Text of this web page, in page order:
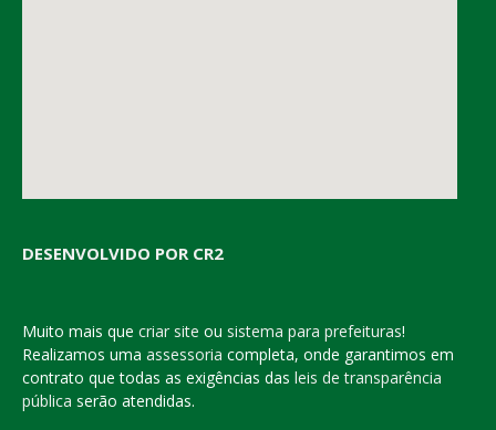
DESENVOLVIDO POR CR2
Muito mais que criar site ou sistema para prefeituras!
Realizamos uma assessoria completa, onde garantimos em
contrato que todas as exigências das leis de transparência
pública serão atendidas.